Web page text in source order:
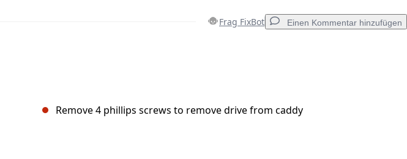
Frag FixBot Einen Kommentar hinzufügen
Remove 4 phillips screws to remove drive from caddy